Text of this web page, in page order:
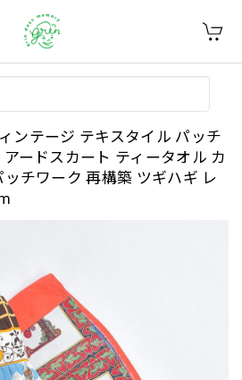
ンテージ テキスタイル パッチ
ードスカート ティータオル カ
チワーク 再構築 ツギハギ レ